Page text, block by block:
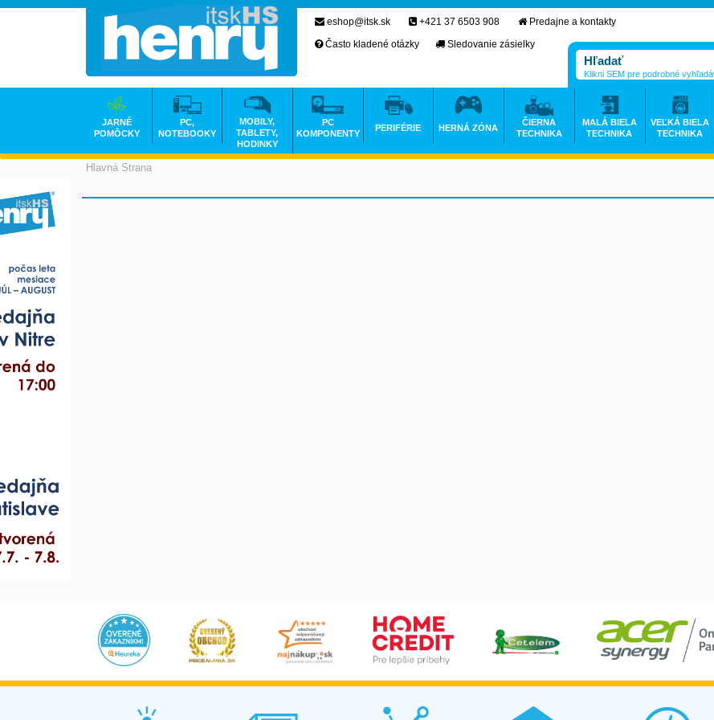
Hlavná Strana
eshop@itsk.sk +421 37 6503 908
Predajne a kontakty
Často kladené otázky
Sledovanie zásielky
Klikni SEM pre podrobné
JARNÉ
POMÔCKY
PC,
NOTEBOOKY
MOBILY,
TABLETY,
HODINKY
PC
KOMPONENTY
PERIFÉRIE HERNÁ ZÓNA
ČIERNA
TECHNIKA
MALÁ BIELA
TECHNIKA
VEĽKÁ BIELA
TECHNIKA